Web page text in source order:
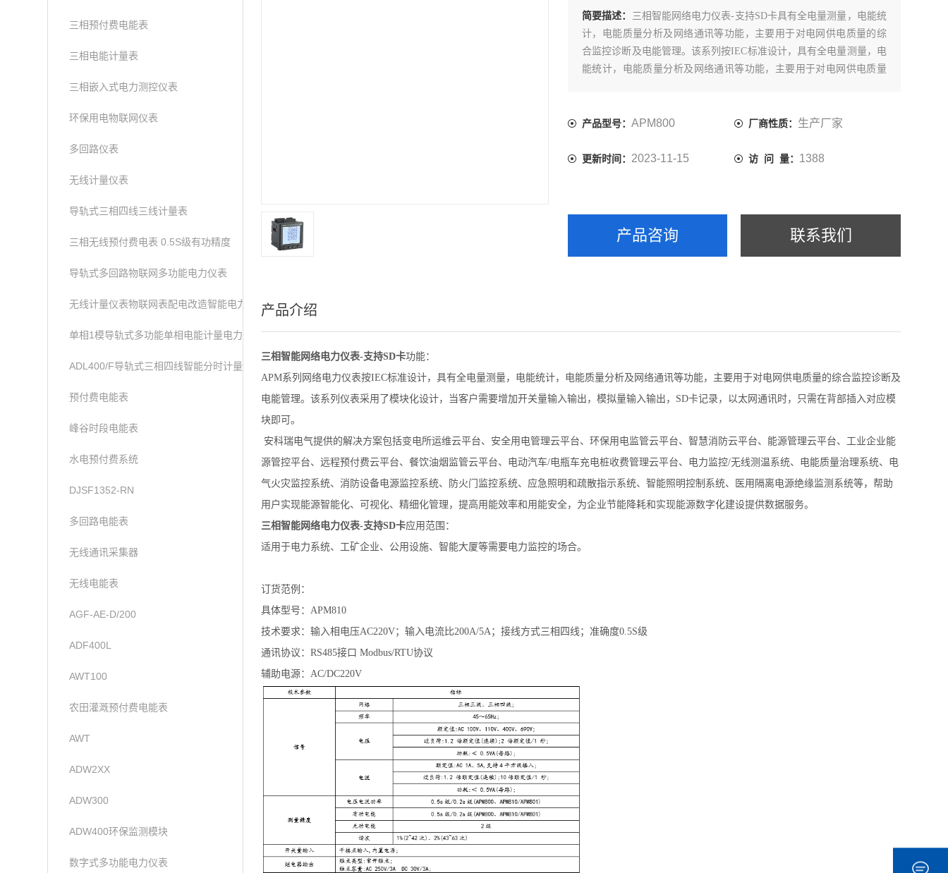
三相预付费电能表
三相电能计量表
三相嵌入式电力测控仪表
环保用电物联网仪表
多回路仪表
无线计量仪表
导轨式三相四线三线计量表
三相无线预付费电表 0.5S级有功精度
导轨式多回路物联网多功能电力仪表
无线计量仪表物联网表配电改造智能电力仪表
单相1模导轨式多功能单相电能计量电力仪表
ADL400/F导轨式三相四线智能分时计量表
预付费电能表
峰谷时段电能表
水电预付费系统
DJSF1352-RN
多回路电能表
无线通讯采集器
无线电能表
AGF-AE-D/200
ADF400L
AWT100
农田灌溉预付费电能表
AWT
ADW2XX
ADW300
ADW400环保监测模块
数字式多功能电力仪表
简要描述： 三相智能网络电力仪表-支持SD卡具有全电量测量，电能统
计，电能质量分析及网络通讯等功能，主要用于对电网供电质量的综
合监控诊断及电能管理。该系列按IEC标准设计，具有全电量测量，电
能统计，电能质量分析及网络通讯等功能，主要用于对电网供电质量
时，只需在背部插入对应模块即可。
产品型号：APM800 厂商性质： 生产厂家
更新时间： 2023-11-15 访 问 量： 1388
产品咨询 联系我们
产品介绍
三相智能网络电力仪表-支持SD卡功能：
APM系列网络电力仪表按IEC标准设计，具有全电量测量，电能统计，电能质量分析及网络通讯等功能，主要用于对电网供电质量的综合监控诊断及
电能管理。该系列仪表采用了模块化设计，当客户需要增加开关量输入输出，模拟量输入输出，SD卡记录，以太网通讯时，只需在背部插入对应模
块即可。
安科瑞电气提供的解决方案包括变电所运维云平台、安全用电管理云平台、环保用电监管云平台、智慧消防云平台、能源管理云平台、工业企业能
源管控平台、远程预付费云平台、餐饮油烟监管云平台、电动汽车/电瓶车充电桩收费管理云平台、电力监控/无线测温系统、电能质量治理系统、电
气火灾监控系统、消防设备电源监控系统、防火门监控系统、应急照明和疏散指示系统、智能照明控制系统、医用隔离电源绝缘监测系统等，帮助
用户实现能源智能化、可视化、精细化管理，提高用能效率和用能安全，为企业节能降耗和实现能源数字化建设提供数据服务。
三相智能网络电力仪表-支持SD卡应用范围：
适用于电力系统、工矿企业、公用设施、智能大厦等需要电力监控的场合。
订货范例：
具体型号：APM810
技术要求：输入相电压AC220V；输入电流比200A/5A；接线方式三相四线；准确度0.5S级
通讯协议：RS485接口 Modbus/RTU协议
辅助电源：AC/DC220V